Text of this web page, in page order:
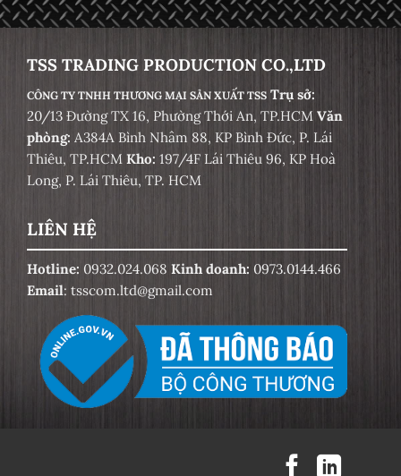
TSS TRADING PRODUCTION CO.,LTD
CÔNG TY TNHH THƯƠNG MẠI SẢN XUẤT TSS Trụ sở:
20/13 Đường TX 16, Phường Thới An, TP.HCM Văn
phòng: A384A Bình Nhâm 88, KP Bình Đức, P. Lái
Thiêu, TP.HCM Kho: 197/4F Lái Thiêu 96, KP Hoà
Long, P. Lái Thiêu, TP. HCM
LIÊN HỆ
Hotline: 0932.024.068 Kinh doanh: 0973.0144.466
Email: tsscom.ltd@gmail.com